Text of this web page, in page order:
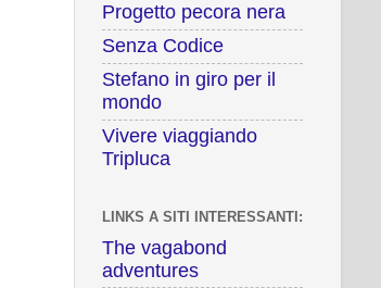
Progetto pecora nera
Senza Codice
Stefano in giro per il
mondo
Vivere viaggiando
Tripluca
LINKS A SITI INTERESSANTI:
The vagabond
adventures